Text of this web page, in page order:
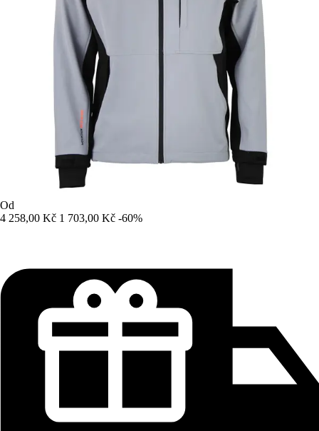
Od
4 258,00 Kč 1 703,00 Kč -60%